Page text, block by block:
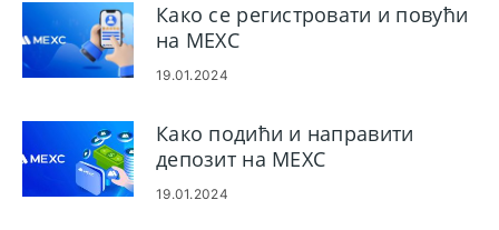
Како се регистровати и повући
на MEXC
19.01.2024
Како подићи и направити
депозит на MEXC
19.01.2024